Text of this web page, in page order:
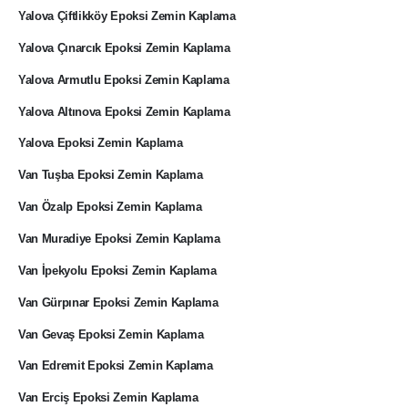
Yalova Çiftlikköy Epoksi Zemin Kaplama
Yalova Çınarcık Epoksi Zemin Kaplama
Yalova Armutlu Epoksi Zemin Kaplama
Yalova Altınova Epoksi Zemin Kaplama
Yalova Epoksi Zemin Kaplama
Van Tuşba Epoksi Zemin Kaplama
Van Özalp Epoksi Zemin Kaplama
Van Muradiye Epoksi Zemin Kaplama
Van İpekyolu Epoksi Zemin Kaplama
Van Gürpınar Epoksi Zemin Kaplama
Van Gevaş Epoksi Zemin Kaplama
Van Edremit Epoksi Zemin Kaplama
Van Erciş Epoksi Zemin Kaplama